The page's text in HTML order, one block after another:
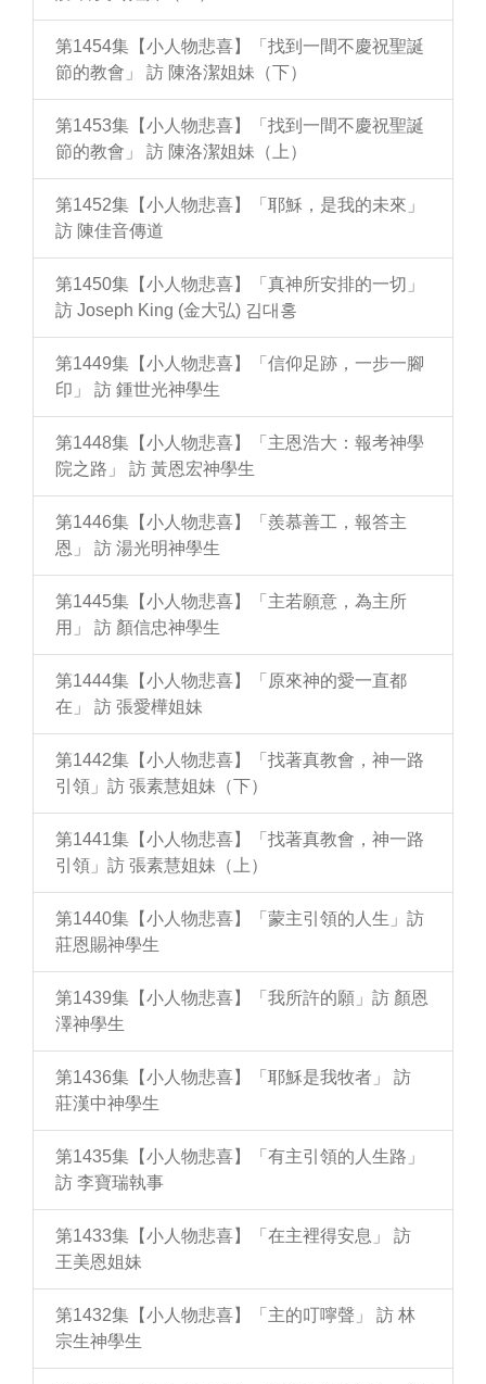
第1454集【小人物悲喜】「找到一間不慶祝聖誕
節的教會」 訪 陳洛潔姐妹（下）
第1453集【小人物悲喜】「找到一間不慶祝聖誕
節的教會」 訪 陳洛潔姐妹（上）
第1452集【小人物悲喜】「耶穌，是我的未來」
訪 陳佳音傳道
第1450集【小人物悲喜】「真神所安排的一切」
訪 Joseph King (金大弘) 김대홍
第1449集【小人物悲喜】「信仰足跡，一步一腳
印」 訪 鍾世光神學生
第1448集【小人物悲喜】「主恩浩大：報考神學
院之路」 訪 黃恩宏神學生
第1446集【小人物悲喜】「羨慕善工，報答主
恩」 訪 湯光明神學生
第1445集【小人物悲喜】「主若願意，為主所
用」 訪 顏信忠神學生
第1444集【小人物悲喜】「原來神的愛一直都
在」 訪 張愛樺姐妹
第1442集【小人物悲喜】「找著真教會，神一路
引領」訪 張素慧姐妹（下）
第1441集【小人物悲喜】「找著真教會，神一路
引領」訪 張素慧姐妹（上）
第1440集【小人物悲喜】「蒙主引領的人生」訪
莊恩賜神學生
第1439集【小人物悲喜】「我所許的願」訪 顏恩
澤神學生
第1436集【小人物悲喜】「耶穌是我牧者」 訪
莊漢中神學生
第1435集【小人物悲喜】「有主引領的人生路」
訪 李寶瑞執事
第1433集【小人物悲喜】「在主裡得安息」 訪
王美恩姐妹
第1432集【小人物悲喜】「主的叮嚀聲」 訪 林
宗生神學生